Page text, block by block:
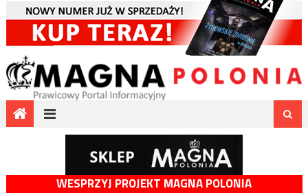
WESPRZYJ PROJEKT MAGNA POLONIA